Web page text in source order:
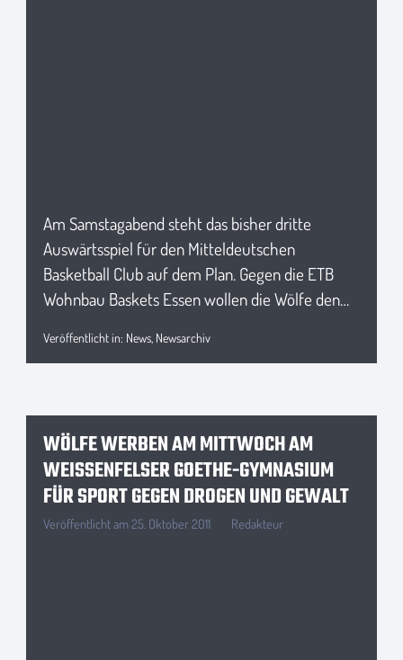
Am Samstagabend steht das bisher dritte
Auswärtsspiel für den Mitteldeutschen
Basketball Club auf dem Plan. Gegen die ETB
Wohnbau Baskets Essen wollen die Wölfe den…
Veröffentlicht in: News, Newsarchiv
WÖLFE WERBEN AM MITTWOCH AM
WEISSENFELSER GOETHE-GYMNASIUM F
ÜR SPORT GEGEN DROGEN UND GEWALT
Veröffentlicht am25. Oktober 2011 Redakteur